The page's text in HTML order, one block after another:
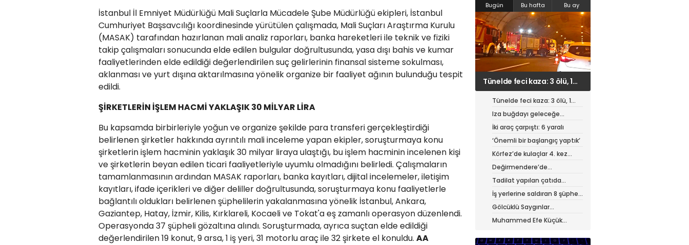
İstanbul İl Emniyet Müdürlüğü Mali Suçlarla Mücadele Şube Müdürlüğü ekipleri, İstanbul
Cumhuriyet Başsavcılığı koordinesinde yürütülen çalışmada, Mali Suçları Araştırma Kurulu
(MASAK) tarafından hazırlanan mali analiz raporları, banka hareketleri ile teknik ve fiziki
takip çalışmaları sonucunda elde edilen bulgular doğrultusunda, yasa dışı bahis ve kumar
faaliyetlerinden elde edildiği değerlendirilen suç gelirlerinin finansal sisteme sokulması,
aklanması ve yurt dışına aktarılmasına yönelik organize bir faaliyet ağının bulunduğu tespit
edildi.
ŞİRKETLERİN İŞLEM HACMİ YAKLAŞIK 30 MİLYAR LİRA
Bu kapsamda birbirleriyle yoğun ve organize şekilde para transferi gerçekleştirdiği
belirlenen şirketler hakkında ayrıntılı mali inceleme yapan ekipler, soruşturmaya konu
şirketlerin işlem hacminin yaklaşık 30 milyar liraya ulaştığı, bu işlem hacminin incelenen kişi
ve şirketlerin beyan edilen ticari faaliyetleriyle uyumlu olmadığını belirledi. Çalışmaların
tamamlanmasının ardından MASAK raporları, banka kayıtları, dijital incelemeler, iletişim
kayıtları, ifade içerikleri ve diğer deliller doğrultusunda, soruşturmaya konu faaliyetlerle
bağlantılı oldukları belirlenen şüphelilerin yakalanmasına yönelik İstanbul, Ankara,
Gaziantep, Hatay, İzmir, Kilis, Kırklareli, Kocaeli ve Tokat'a eş zamanlı operasyon düzenlendi.
Operasyonda 37 şüpheli gözaltına alındı. Soruşturmada, ayrıca suçtan elde edildiği
değerlendirilen 19 konut, 9 arsa, 1 iş yeri, 31 motorlu araç ile 32 şirkete el konuldu. AA
Bugün
Bu hafta Bu ay
Iza buğdayı geleceğe
taşınıyor
Tünelde feci kaza: 3 ölü, 1
ağır yaralı
Iza buğdayı geleceğe
taşınıyor
İki araç çarpıştı: 6 yaralı
‘Önemli bir başlangıç yaptık’
Körfez’de kulaçlar 4. kez
atıldı
Değirmendere’de
muhteşem festival
Tadilat yapılan çatıda
yangın
İş yerlerine saldıran 8 şüpheli
tutuklandı
Gölcüklü Saygınlar
hizmetten memnun
Muhammed Efe Küçük